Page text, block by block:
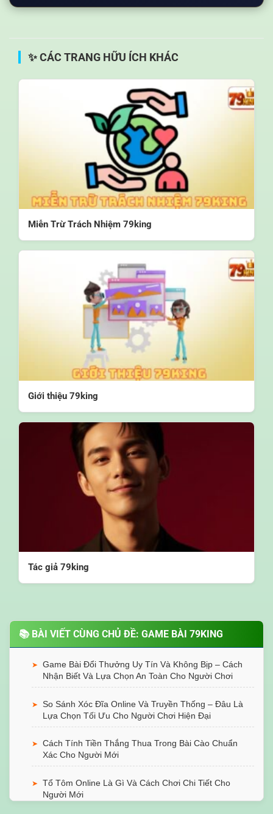
✨ CÁC TRANG HỮU ÍCH KHÁC
Miễn Trừ Trách Nhiệm 79king
Giới thiệu 79king
Tác giả 79king
📚 BÀI VIẾT CÙNG CHỦ ĐỀ: GAME BÀI 79KING
➤ Game Bài Đổi Thưởng Uy Tín Và Không Bịp – Cách
Nhận Biết Và Lựa Chọn An Toàn Cho Người Chơi
➤ So Sánh Xóc Đĩa Online Và Truyền Thống – Đâu Là
Lựa Chọn Tối Ưu Cho Người Chơi Hiện Đại
➤ Cách Tính Tiền Thắng Thua Trong Bài Cào Chuẩn
Xác Cho Người Mới
➤ Tổ Tôm Online Là Gì Và Cách Chơi Chi Tiết Cho
Người Mới